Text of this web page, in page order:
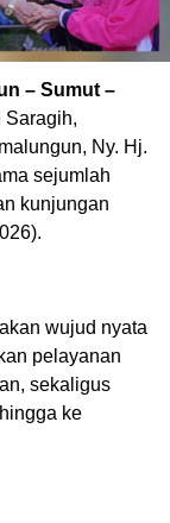
– Sumut –
Saragih,
Ny. Hj.
sejumlah
kunjungan
wujud nyata
pelayanan
sekaligus
ke